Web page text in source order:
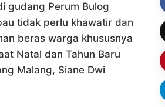
gudang Perum Bulog
tidak perlu khawatir dan
beras warga khususnya
Natal dan Tahun Baru
Malang, Siane Dwi